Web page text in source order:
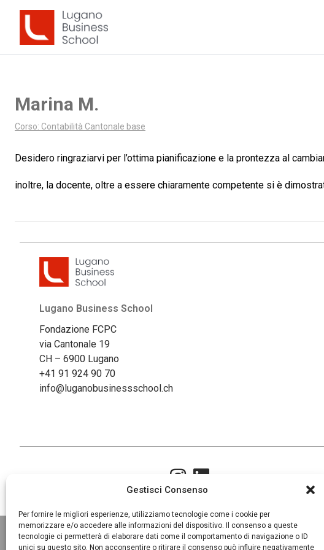
Gestisci Consenso
Per fornire le migliori esperienze, utilizziamo tecnologie come i cookie per
memorizzare e/o accedere alle informazioni del dispositivo. Il consenso a queste
tecnologie ci permetterà di elaborare dati come il comportamento di navigazione o ID
unici su questo sito. Non acconsentire o ritirare il consenso può influire negativamente
[cmplz-consent-area category="statistics"]
Marina M.
Corso: Contabilità Cantonale base
Desidero ringraziarvi per l’ottima pianificazione e la prontezza al
inoltre, la docente, oltre a essere chiaramente competente si è
Lugano Business School
Fondazione FCPC
via Cantonale 19
CH – 6900 Lugano
+41 91 924 90 70
info@luganobusinessschool.ch
Lugano Business School
Privacy